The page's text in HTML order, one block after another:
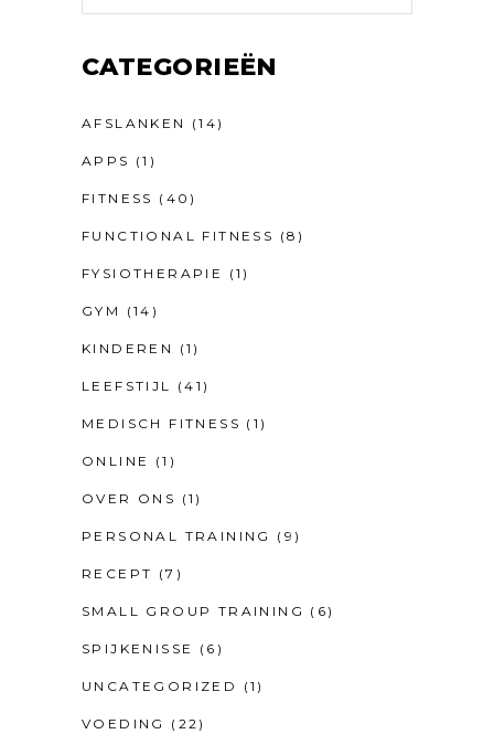
CATEGORIEËN
AFSLANKEN (14)
APPS (1)
FITNESS (40)
FUNCTIONAL FITNESS (8)
FYSIOTHERAPIE (1)
GYM (14)
KINDEREN (1)
LEEFSTIJL (41)
MEDISCH FITNESS (1)
ONLINE (1)
OVER ONS (1)
PERSONAL TRAINING (9)
RECEPT (7)
SMALL GROUP TRAINING (6)
SPIJKENISSE (6)
UNCATEGORIZED (1)
VOEDING (22)